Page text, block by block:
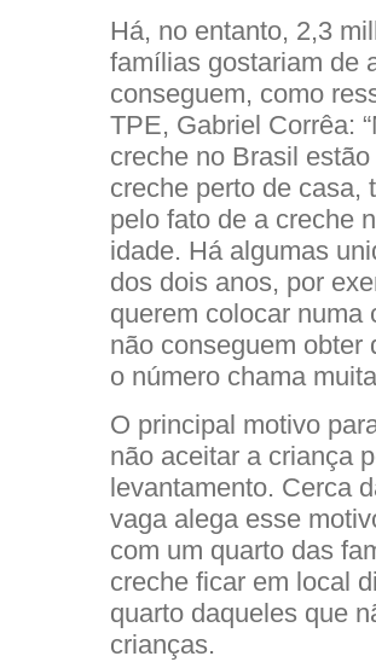
Há, no entanto, 2,3
famílias gostariam de
conseguem, como
TPE, Gabriel Corrêa:
creche no Brasil
creche perto de casa,
pelo fato de a creche
idade. Há algumas
dos dois anos, por
querem colocar numa
não conseguem obter
o número chama
O principal motivo
não aceitar a criança
levantamento. Cerca
vaga alega esse
com um quarto das
creche ficar em local
quarto daqueles que
crianças.